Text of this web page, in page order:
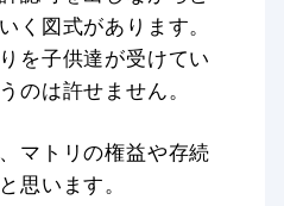
く図式があります。
を子供達が受けてい
のは許せません。
マトリの権益や存続
思います。